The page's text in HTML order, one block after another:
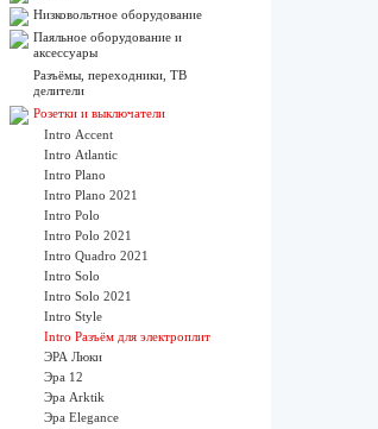
Низковольтное оборудование
Паяльное оборудование и
аксессуары
Разъёмы, переходники, ТВ
делители
Розетки и выключатели
Intro Accent
Intro Atlantic
Intro Plano
Intro Plano 2021
Intro Polo
Intro Polo 2021
Intro Quadro 2021
Intro Solo
Intro Solo 2021
Intro Style
Intro Разъём для электроплит
ЭРА Люки
Эра 12
Эра Arktik
Эра Elegance